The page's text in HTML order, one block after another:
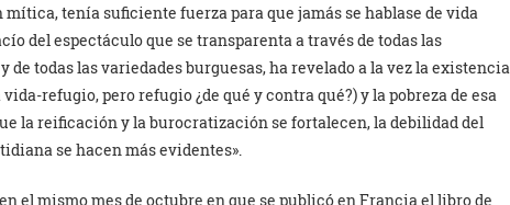
tenía suficiente fuerza para que jamás se hablase de vida
del espectáculo que se transparenta a través de todas las
de todas las variedades burguesas, ha revelado a la vez la existencia
refugio, pero refugio ¿de qué y contra qué?) y la pobreza de esa
la reificación y la burocratización se fortalecen, la debilidad del
se hacen más evidentes».
el mismo mes de octubre en que se publicó en Francia el libro de